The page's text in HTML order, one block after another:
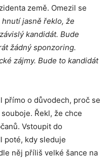
země. Omezil se
hnutí jasně řeklo, že
kandidát. Bude
žádný sponzoring.
zájmy. Bude to kandidát
přímo o důvodech, proč se
Řekl, že chce
Vstoupit do
poté, kdy sleduje
něj příliš velké šance na